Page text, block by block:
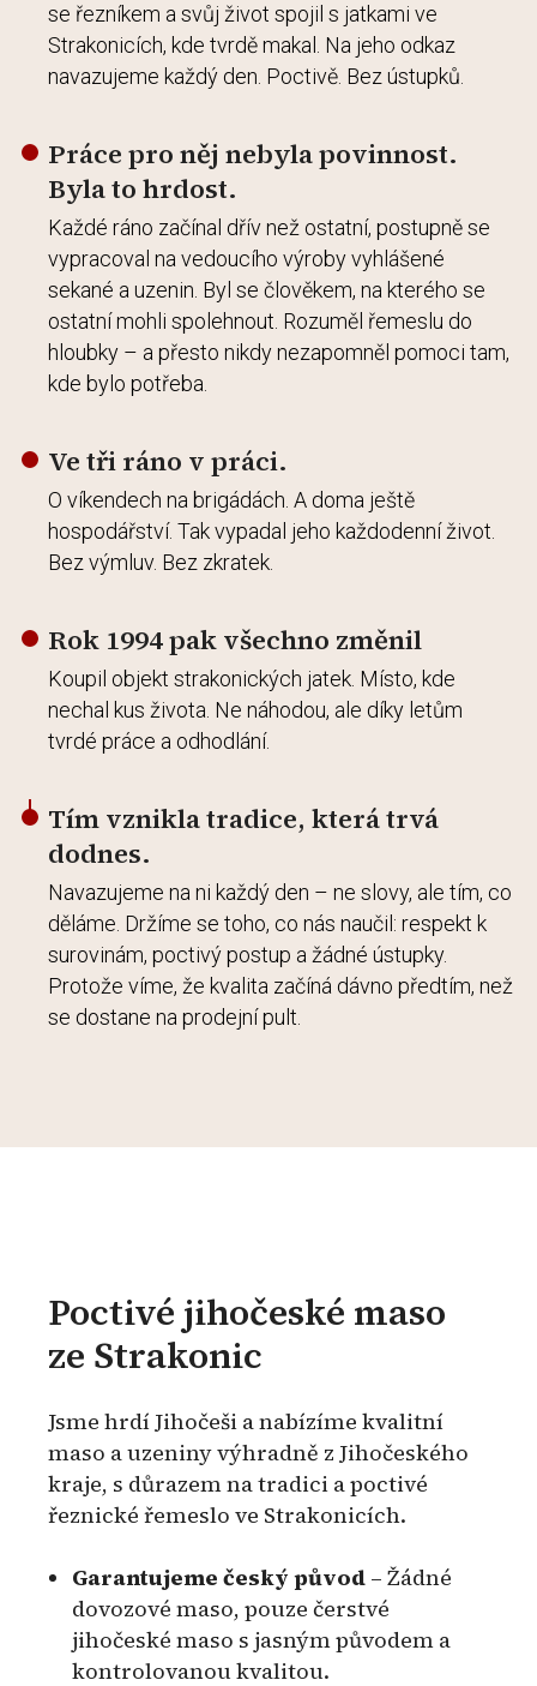
se řezníkem a svůj život spojil s jatkami ve
Strakonicích, kde tvrdě makal. Na jeho odkaz
navazujeme každý den. Poctivě. Bez ústupků.
Práce pro něj nebyla povinnost.
Byla to hrdost.
Každé ráno začínal dřív než ostatní, postupně se
vypracoval na vedoucího výroby vyhlášené
sekané a uzenin. Byl se člověkem, na kterého se
ostatní mohli spolehnout. Rozuměl řemeslu do
hloubky – a přesto nikdy nezapomněl pomoci tam,
kde bylo potřeba.
Ve tři ráno v práci.
O víkendech na brigádách. A doma ještě
hospodářství. Tak vypadal jeho každodenní život.
Bez výmluv. Bez zkratek.
Rok 1994 pak všechno změnil
Koupil objekt strakonických jatek. Místo, kde
nechal kus života. Ne náhodou, ale díky letům
tvrdé práce a odhodlání.
Tím vznikla tradice, která trvá
dodnes.
Navazujeme na ni každý den – ne slovy, ale tím, co
děláme. Držíme se toho, co nás naučil: respekt k
surovinám, poctivý postup a žádné ústupky.
Protože víme, že kvalita začíná dávno předtím, než
se dostane na prodejní pult.
Poctivé jihočeské maso
ze Strakonic
Jsme hrdí Jihočeši a nabízíme kvalitní
maso a uzeniny výhradně z Jihočeského
kraje, s důrazem na tradici a poctivé
řeznické řemeslo ve Strakonicích.
Garantujeme český původ – Žádné
dovozové maso, pouze čerstvé
jihočeské maso s jasným původem a
kontrolovanou kvalitou.